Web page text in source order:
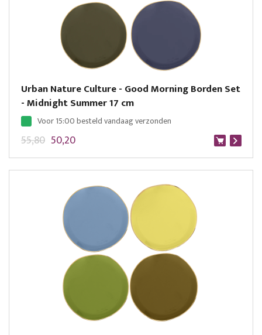
Urban Nature Culture - Good Morning Borden Set
- Midnight Summer 17 cm
Voor 15:00 besteld vandaag verzonden
50,20
55,80